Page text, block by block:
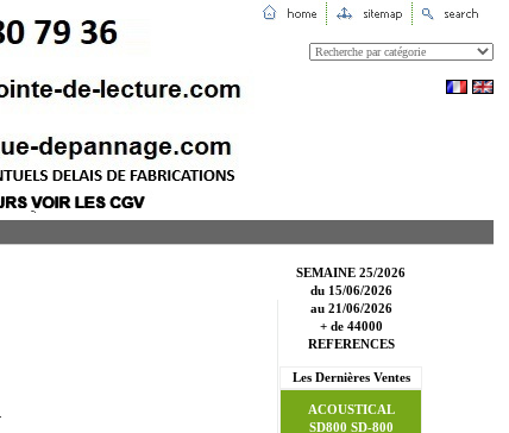
SEMAINE 25/2026
du 15/06/2026
au 21/06/2026
+ de 44000
REFERENCES
Les Dernières Ventes
ACOUSTICAL
SD800 SD-800